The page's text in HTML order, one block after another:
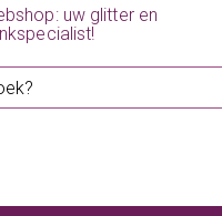
uw glitter en